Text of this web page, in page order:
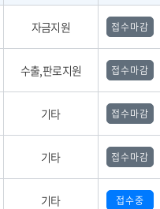
자금지원 접수마감
수출,판로지원 접수마감
기타 접수마감
기타 접수마감
기타 접수중